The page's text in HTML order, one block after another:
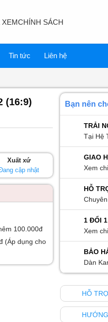
XEMCHÍNH SÁCH
Tin tức Liên hệ
(16:9)
Xuất xứ
cập nhật
100.000đ
(Áp dụng cho
Bạn nên
TRẢI
Tại Hệ
GIAO
Xem
HỖ
1 ĐỔI
Xem
BẢO
Dàn
HỖ